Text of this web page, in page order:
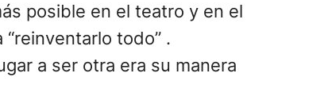
posible en el teatro y en el
todo” .
a ser otra era su manera